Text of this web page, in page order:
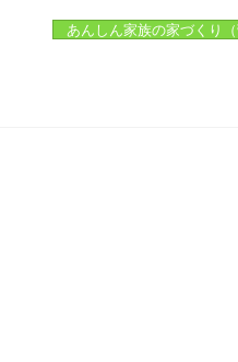
あんしん家族の家づくり（